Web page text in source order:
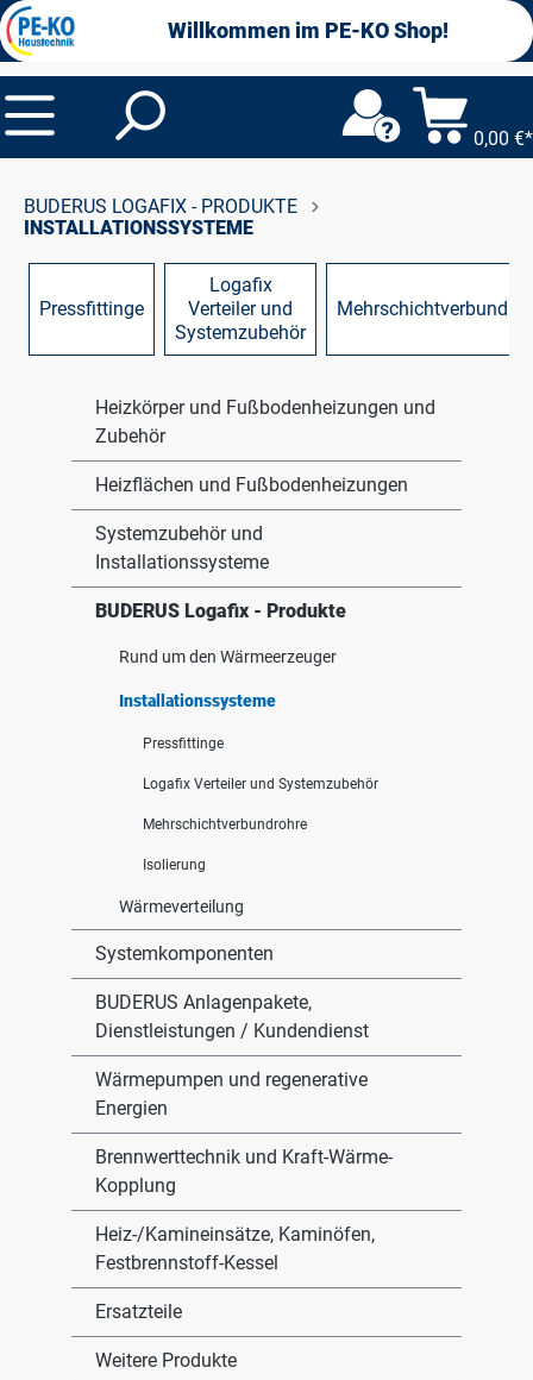
springen Willkommen im PE-KO Shop!
0,00 €*
BUDERUS LOGAFIX - PRODUKTE
INSTALLATIONSSYSTEME
Pressfittinge
Logafix
Verteiler und
Systemzubehör
Heizkörper und Fußbodenheizungen und
Zubehör
Heizflächen und Fußbodenheizungen
Systemzubehör und
Installationssysteme
BUDERUS Logafix - Produkte
Rund um den Wärmeerzeuger
Installationssysteme
Pressfittinge
Logafix Verteiler und Systemzubehör
Mehrschichtverbundrohre
Isolierung
Wärmeverteilung
Systemkomponenten
BUDERUS Anlagenpakete,
Dienstleistungen / Kundendienst
Wärmepumpen und regenerative
Energien
Brennwerttechnik und Kraft-Wärme-
Kopplung
Heiz-/Kamineinsätze, Kaminöfen,
Festbrennstoff-Kessel
Ersatzteile
Weitere Produkte